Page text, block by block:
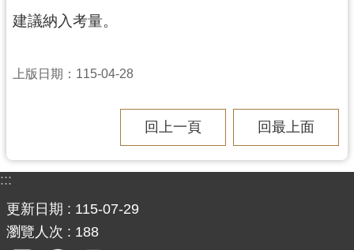
建議納入考量。
上版日期：115-04-28
回上一頁 回最上面
:::
更新日期
115-07-29
瀏覽人次
188